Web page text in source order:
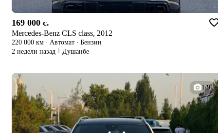
169 000 c.
Mercedes-Benz CLS class, 2012
220 000 км · Автомат · Бензин
2 недели назад
Душанбе
1/9